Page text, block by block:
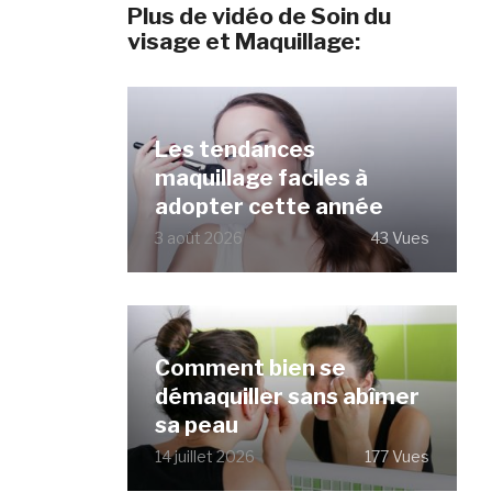
Plus de vidéo de Soin du
visage et Maquillage:
Les tendances
maquillage faciles à
adopter cette année
3 août 2026 43 Vues
Comment bien se
démaquiller sans abîmer
sa peau
14 juillet 2026 177 Vues